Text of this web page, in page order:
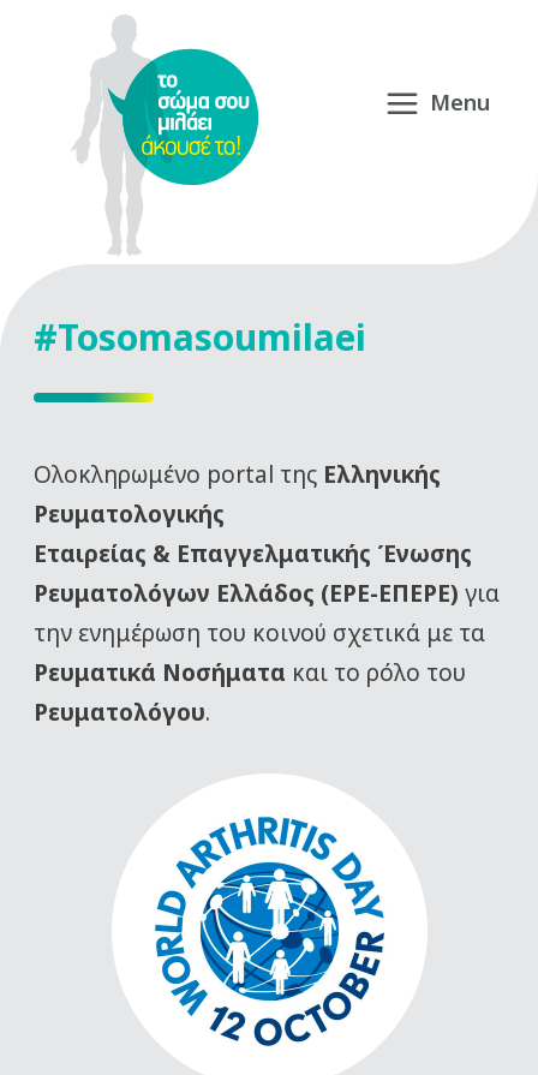
#Tosomasoumilaei
Oλοκληρωμένο portal της Ελληνικής
Ρευματολογικής
Εταιρείας & Επαγγελματικής Ένωσης
Ρευματολόγων Ελλάδος (ΕΡΕ-ΕΠΕΡΕ) για
την ενημέρωση του κοινού σχετικά με τα
Ρευματικά Νοσήματα και το ρόλο του
Ρευματολόγου.